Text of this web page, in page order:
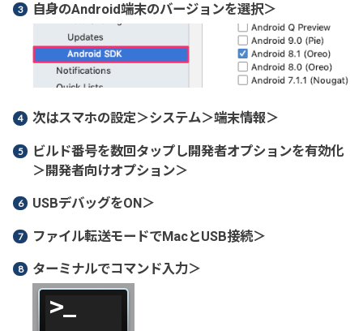
自身のAndroid端末のバージョンを選択＞
次はスマホの設定＞システム＞端末情報＞
ビルド番号を数回タップし開発者オプションを有効化
＞開発者向けオプション＞
USBデバッグをON＞
ファイル転送モードでMacとUSB接続＞
ターミナルでコマンド入力＞